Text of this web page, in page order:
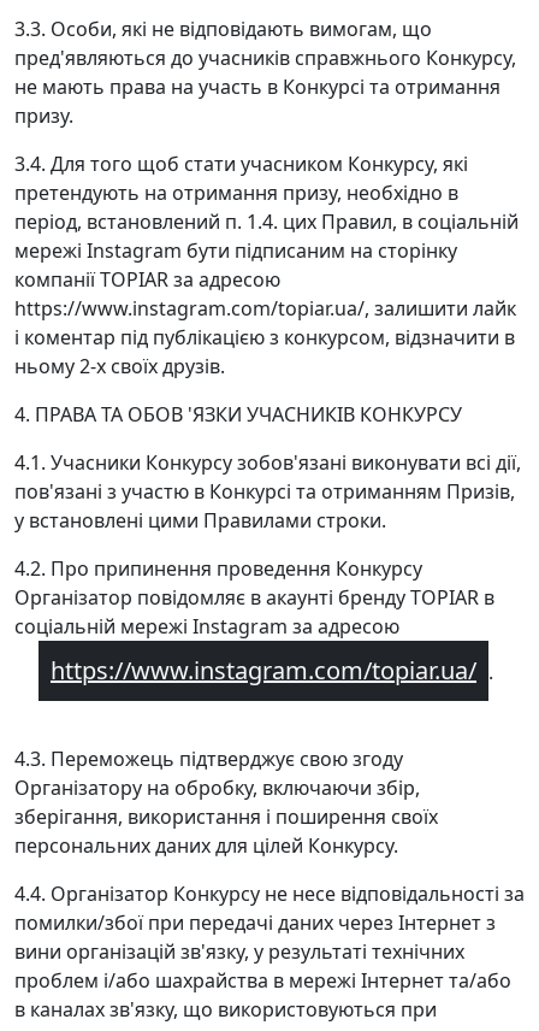
3.3. Особи, які не відповідають вимогам, що
пред'являються до учасників справжнього Конкурсу,
не мають права на участь в Конкурсі та отримання
призу.
3.4. Для того щоб стати учасником Конкурсу, які
претендують на отримання призу, необхідно в
період, встановлений п. 1.4. цих Правил, в соціальній
мережі Instagram бути підписаним на сторінку
компанії TOPIAR за адресою
https://www.instagram.com/topiar.ua/, залишити лайк
і коментар під публікацією з конкурсом, відзначити в
ньому 2-х своїх друзів.
4. ПРАВА ТА ОБОВ 'ЯЗКИ УЧАСНИКІВ КОНКУРСУ
4.1. Учасники Конкурсу зобов'язані виконувати всі дії,
пов'язані з участю в Конкурсі та отриманням Призів,
у встановлені цими Правилами строки.
4.2. Про припинення проведення Конкурсу
Організатор повідомляє в акаунті бренду TOPIAR в
соціальній мережі Instagram за адресою
https://www.instagram.com/topiar.ua/ .
4.3. Переможець підтверджує свою згоду
Організатору на обробку, включаючи збір,
зберігання, використання і поширення своїх
персональних даних для цілей Конкурсу.
4.4. Організатор Конкурсу не несе відповідальності за
помилки/збої при передачі даних через Інтернет з
вини організацій зв'язку, у результаті технічних
проблем і/або шахрайства в мережі Інтернет та/або
в каналах зв'язку, що використовуються при